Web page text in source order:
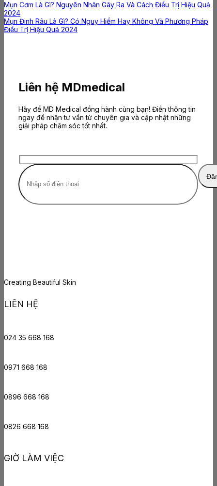
Mụn Cơm Là Gì? Nguyên Nhân Gây Ra Và Cách Điều Trị Hiệu Quả
2024
Mụn Đinh Râu Là Gì? Có Nguy Hiểm Hay Không Và Phương Pháp
Điều Trị Hiệu Quả 2024
Liên hệ MDmedical
Hãy để MD Medical đồng hành cùng bạn! Điền thông tin
ngay để nhận tư vấn từ chuyên gia và cập nhật những
giải pháp chăm sóc tốt nhất.
Creating Beautiful Skin
LIÊN HỆ
024 35 668 168
0971 668 168
0896 668 168
0826 668 168
GIỜ LÀM VIỆC